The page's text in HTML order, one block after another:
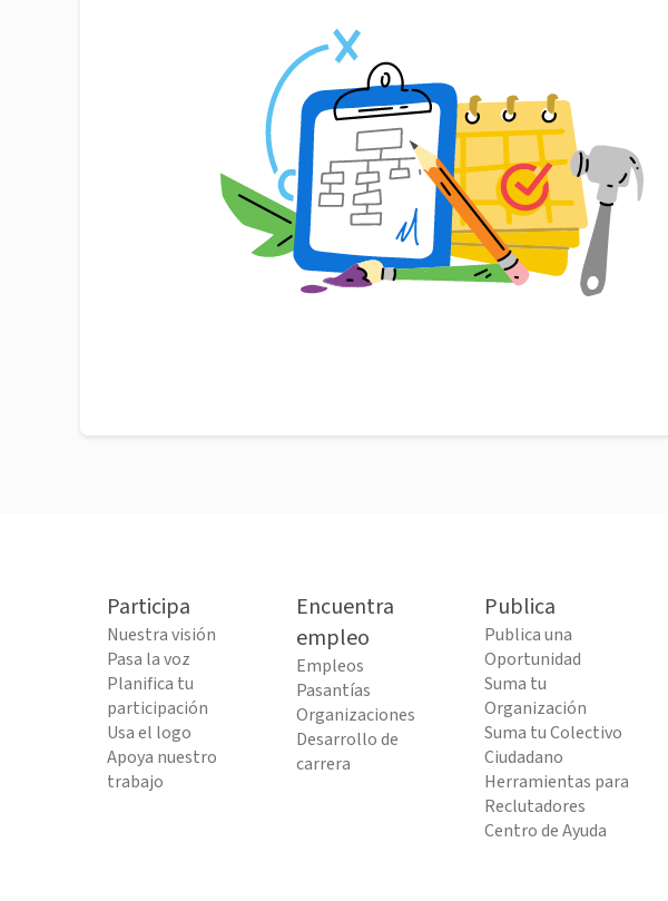
Participa
Nuestra visión
Pasa la voz
Planifica tu
participación
Usa el logo
Apoya nuestro
trabajo
Encuentra
empleo
Empleos
Pasantías
Organizaciones
Desarrollo de
carrera
Publica
Publica una
Oportunidad
Suma tu
Organización
Suma tu Colectivo
Ciudadano
Herramientas para
Reclutadores
Centro de Ayuda